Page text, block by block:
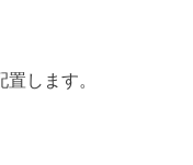
します。